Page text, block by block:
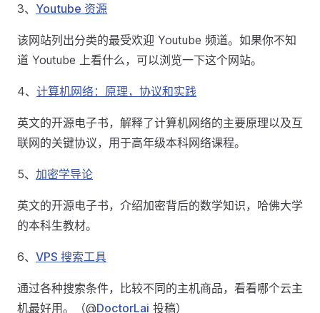
3、 Youtube 资源
该网站列出分类的最受欢迎 Youtube 频道。如果你不知
道 Youtube 上看什么，可以浏览一下这个网站。
4、 计算机网络：原理，协议和实践
英文的开源电子书，解释了计算机网络的主要原理以及互
联网的关键协议，用于高年级本科网络课程。
5、 加密学导论
英文的开源电子书，介绍加密背后的数学知识，哈佛大学
的本科生教材。
6、 VPS 搜索工具
通过各种搜索条件，比较不同的主机商品，看看哪个云主
机最好用。（@DoctorLai 投稿）